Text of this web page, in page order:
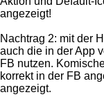
angezeigt!
Nachtrag 2: mit der
auch die in der App
FB nutzen.
korrekt in der FB
angezeigt.